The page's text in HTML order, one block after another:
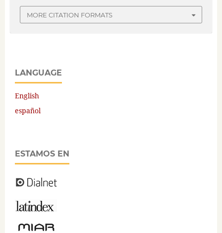
MORE CITATION FORMATS
LANGUAGE
English
español
ESTAMOS EN